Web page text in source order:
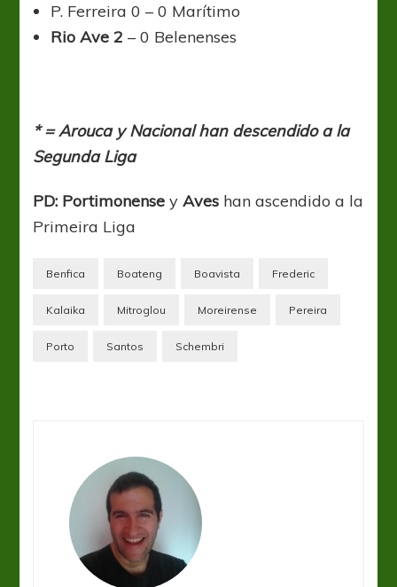
P. Ferreira 0 – 0 Marítimo
Rio Ave 2 – 0 Belenenses
* = Arouca y Nacional han descendido a la
Segunda Liga
PD: Portimonense yAves han ascendido a la
Primeira Liga
Benfica Boateng Boavista Frederic
Kalaika Mitroglou Moreirense Pereira
Porto Santos Schembri